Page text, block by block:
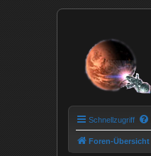
Schnellzugriff
Foren-Übersicht